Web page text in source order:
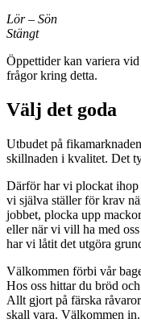
Lör – Sön
Stängt
Öppettider kan variera
frågor kring detta.
Välj det goda
Utbudet på
skillnaden i kvalitet. Det
Därför har vi plockat ihop
vi själva ställer för krav
jobbet, plocka upp
eller när vi vill ha med
har vi låtit det utgöra
Välkommen förbi vår
Hos oss hittar du bröd
Allt gjort på färska
skall vara. Välkommen in.